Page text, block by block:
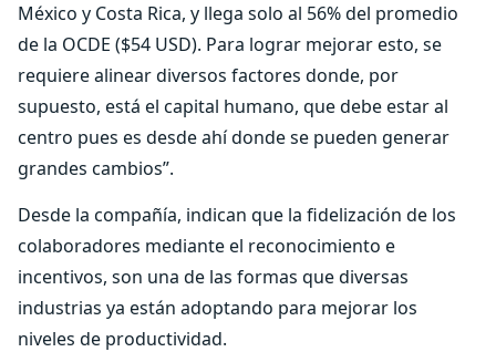
México y Costa Rica, y llega solo al 56% del promedio
de la OCDE ($54 USD). Para lograr mejorar esto, se
requiere alinear diversos factores donde, por
supuesto, está el capital humano, que debe estar al
centro pues es desde ahí donde se pueden generar
grandes cambios”.
Desde la compañía, indican que la fidelización de los
colaboradores mediante el reconocimiento e
incentivos, son una de las formas que diversas
industrias ya están adoptando para mejorar los
niveles de productividad.